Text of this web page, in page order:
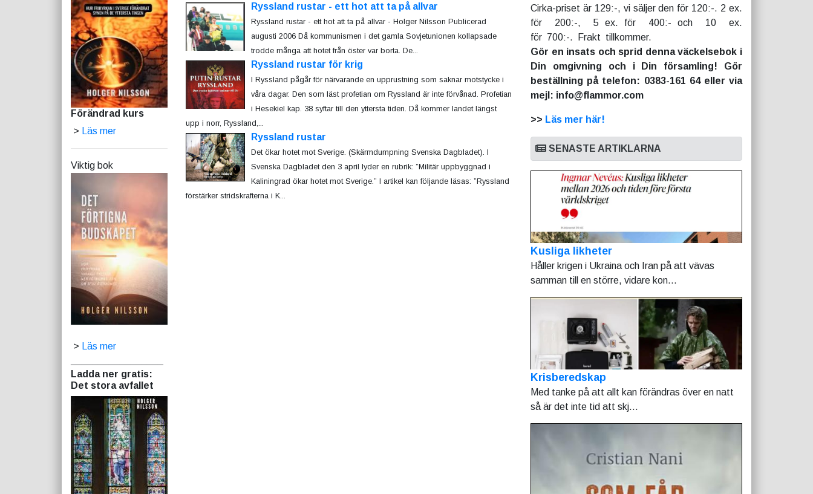
Förändrad kurs
> Läs mer
Viktig bok
> Läs mer
Ladda ner gratis:
Det stora avfallet
Ryssland rustar - ett hot att ta på allvar
Ryssland rustar - ett hot att ta på allvar - Holger Nilsson Publicerad
augusti 2006 Då kommunismen i det gamla Sovjetunionen kollapsade
trodde många att hotet från öster var borta. De...
Ryssland rustar för krig
I Ryssland pågår för närvarande en upprustning som saknar motstycke i
våra dagar. Den som läst profetian om Ryssland är inte förvånad. Profetian
i Hesekiel kap. 38 syftar till den yttersta tiden. Då kommer landet längst
upp i norr, Ryssland,...
Ryssland rustar
Det ökar hotet mot Sverige. (Skärmdumpning Svenska Dagbladet). I
Svenska Dagbladet den 3 april lyder en rubrik: ”Militär uppbyggnad i
Kaliningrad ökar hotet mot Sverige.” I artikel kan följande läsas: ”Ryssland
förstärker stridskrafterna i K...
Cirka-priset är 129:-, vi säljer den för 120:-. 2 ex.
för 200:-, 5 ex. för 400:- och 10 ex.
för 700:-. Frakt tillkommer.
Gör en insats och sprid denna väckelsebok i
Din omgivning och i Din församling! Gör
beställning på telefon: 0383-161 64 eller via
mejl: info@flammor.com
>> Läs mer här!
SENASTE ARTIKLARNA
Kusliga likheter
Håller krigen i Ukraina och Iran på att vävas
samman till en större, vidare kon...
Krisberedskap
Med tanke på att allt kan förändras över en natt
så är det inte tid att skj...